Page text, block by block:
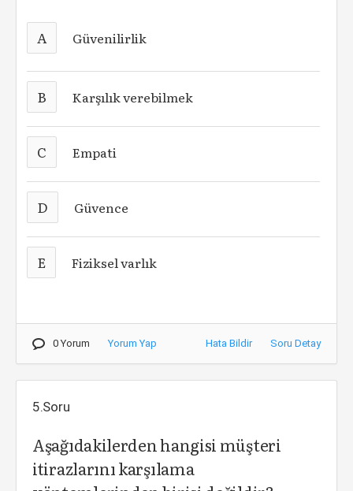
A Güvenilirlik
B Karşılık verebilmek
C Empati
D Güvence
E Fiziksel varlık
0 Yorum Yorum Yap Hata Bildir Soru Detay
5.Soru
Aşağıdakilerden hangisi müşteri
itirazlarını karşılama